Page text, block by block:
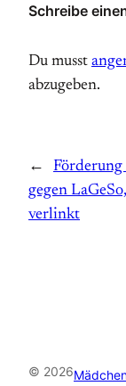
Schreibe
Du musst
abzugeben.
←
gegen
verlinkt
© 2026